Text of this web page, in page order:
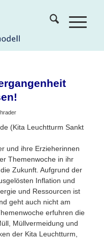
(Kita Leuchtturm Sankt
und ihre Erzieherinnen
Themenwoche in ihr
Zukunft. Aufgrund der
Inflation und
und Ressourcen ist
geht auch nicht am
erfuhren die
Müllvermeidung und
der Kita Leuchtturm,